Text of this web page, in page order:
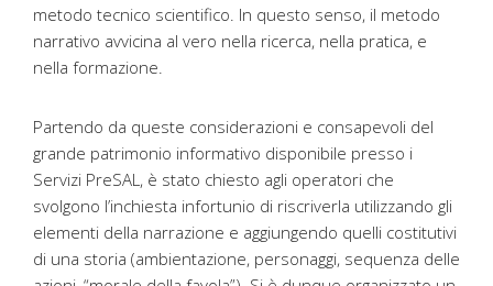
metodo tecnico scientifico. In questo senso, il metodo
narrativo avvicina al vero nella ricerca, nella pratica, e
nella formazione.
Partendo da queste considerazioni e consapevoli del
grande patrimonio informativo disponibile presso i
Servizi PreSAL, è stato chiesto agli operatori che
svolgono l’inchiesta infortunio di riscriverla utilizzando gli
elementi della narrazione e aggiungendo quelli costitutivi
di una storia (ambientazione, personaggi, sequenza delle